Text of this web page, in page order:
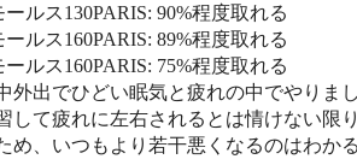
ルス130PARIS: 90%程度取れる
ルス160PARIS: 89%程度取れる
ルス160PARIS: 75%程度取れる
外出でひどい眠気と疲れの中でやりま
して疲れに左右されるとは情けない限
め、いつもより若干悪くなるのはわか